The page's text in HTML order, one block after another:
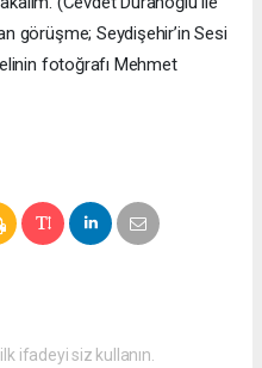
görüşme; Seydişehir’in Sesi
fotoğrafı Mehmet
ifadeyi siz kullanın.